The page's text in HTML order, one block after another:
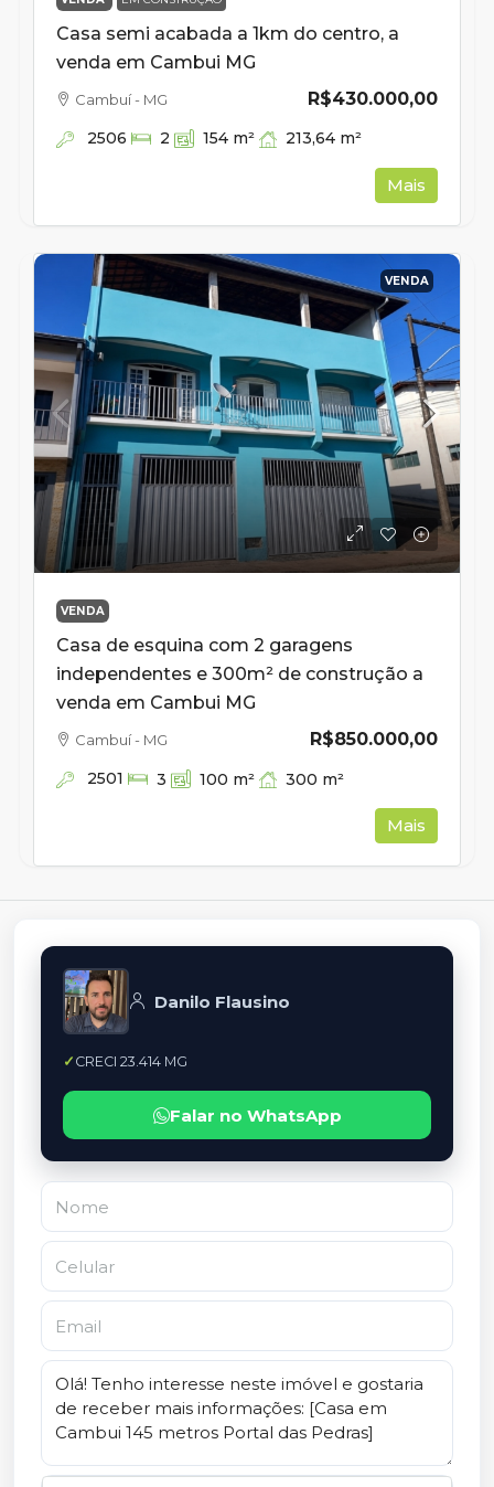
Casa semi acabada a 1km do centro, a
venda em Cambui MG
R$430.000,00
Cambuí - MG
2506 2 154 m² 213,64 m²
Mais
VENDA
VENDA
Casa de esquina com 2 garagens
independentes e 300m² de construção a
venda em Cambui MG
R$850.000,00
Cambuí - MG
2501 3 100 m² 300 m²
Mais
Danilo Flausino
CRECI 23.414 MG
Falar no WhatsApp